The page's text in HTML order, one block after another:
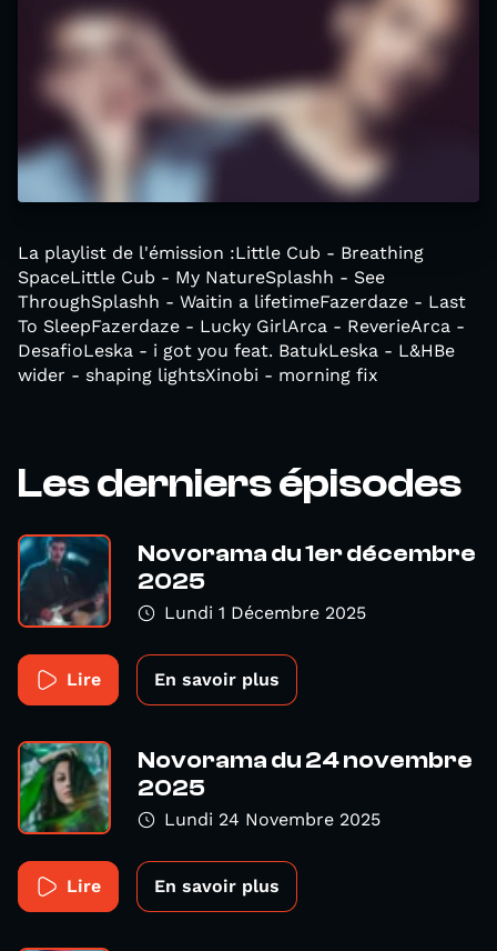
La playlist de l'émission :Little Cub - Breathing
SpaceLittle Cub - My NatureSplashh - See
ThroughSplashh - Waitin a lifetimeFazerdaze - Last
To SleepFazerdaze - Lucky GirlArca - ReverieArca -
DesafioLeska - i got you feat. BatukLeska - L&HBe
wider - shaping lightsXinobi - morning fix
Les derniers épisodes
Novorama du 1er décembre
2025
Lundi 1 Décembre 2025
Lire En savoir plus
Novorama du 24 novembre
2025
Lundi 24 Novembre 2025
Lire En savoir plus